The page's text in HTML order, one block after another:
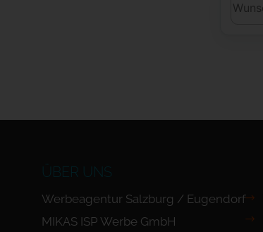
ÜBER UNS
Werbeagentur Salzburg / Eugendorf
MIKAS ISP Werbe GmbH